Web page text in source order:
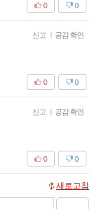
0
0
신고 | 공감 확인
0
0
신고 | 공감 확인
0
0
새로고침